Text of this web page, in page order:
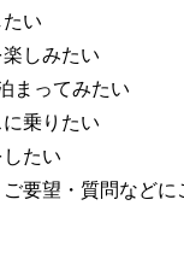
い
しみたい
まってみたい
乗りたい
たい
要望・質問などに